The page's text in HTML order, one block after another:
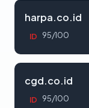
harpa.co.id
ID 95/100
cgd.co.id
ID 95/100